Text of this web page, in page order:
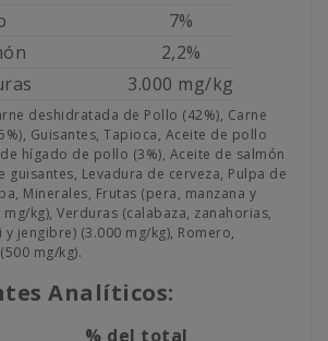
7%
2,2%
3.000 mg/kg
deshidratada de Pollo (42%), Carne
Guisantes, Tapioca, Aceite de pollo
hígado de pollo (3%), Aceite de salmón
guisantes, Levadura de cerveza, Pulpa de
Minerales, Frutas (pera, manzana y
kg), Verduras (calabaza, zanahorias,
jengibre) (3.000 mg/kg), Romero,
mg/kg).
Analíticos:
% del total